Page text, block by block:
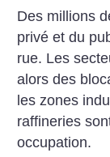
Des millions
privé et du
rue. Les
alors des
les zones
raffineries
occupation.